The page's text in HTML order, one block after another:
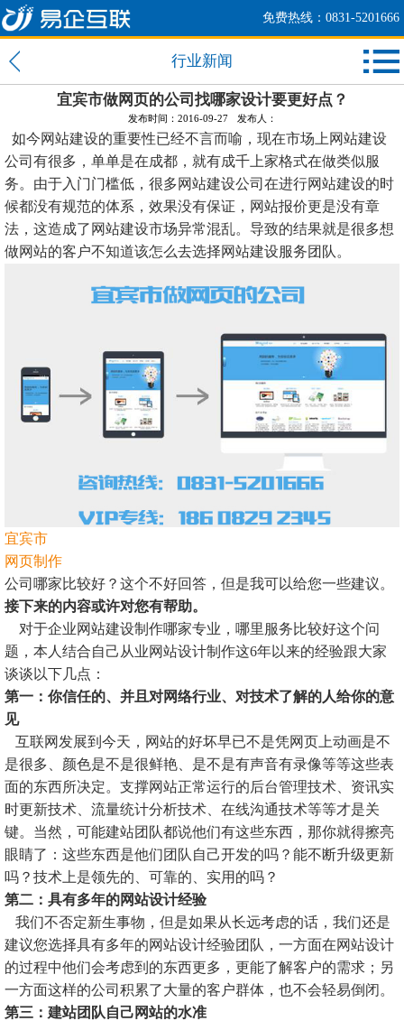
免费热线：0831-5201666
行业新闻
宜宾市做网页的公司找哪家设计要更好点？
发布时间：2016-09-27 发布人：
如今网站建设的重要性已经不言而喻，现在市场上网站建设
公司有很多，单单是在成都，就有成千上家格式在做类似服
务。由于入门门槛低， 很多网站建设公司在进行网站建设的时
候都没有规范的体系，效果没有保证，网站报价更是没有章
法，这造成了网站建设市场异常混乱。导致的结果就是很多想
做网站的客户不知道该怎么去选择网站建设服务团队。
宜宾市
网页制作
公司哪家比较好？这个不好回答，但是我可以给您一些建议。
接下来的内容或许对您有帮助。
对于企业网站建设制作哪家专业，哪里服务比较好这个问
题，本人结合自己从业网站设计制作这6年以来的经验跟大家
谈谈以下几点：
第一：你信任的、并且对网络行业、对技术了解的人给你的意
见
互联网发展到今天，网站的好坏早已不是凭网页上动画是不
是很多、颜色是不是很鲜艳、是不是有声音有录像等等这些表
面的东西所决定。支撑网站正常运行的后台管理技术、资讯实
时更新技术、流量统计分析技术、在线沟通技术等等才是关
键。当然，可能建站团队都说他们有这些东西，那你就得擦亮
眼睛了：这些东西是他们团队自己开发的吗？能不断升级更新
吗？技术上是领先的、可靠的、实用的吗？
第二：具有多年的网站设计经验
我们不否定新生事物，但是如果从长远考虑的话，我们还是
建议您选择具有多年的网站设计经验团队，一方面在网站设计
的过程中他们会考虑到的东西更多，更能了解客户的需求；另
一方面这样的公司积累了大量的客户群体，也不会轻易倒闭。
第三：建站团队自己网站的水准